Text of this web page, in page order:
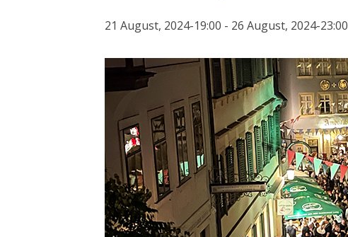
21 August, 2024-19:00 - 26 August, 2024-23:00